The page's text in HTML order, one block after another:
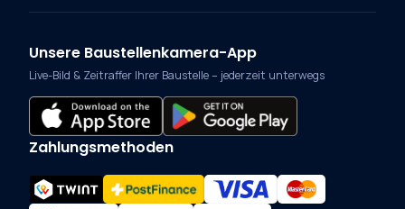
Unsere Baustellenkamera-App
Live-Bild & Zeitraffer Ihrer Baustelle – jederzeit unterwegs
Zahlungsmethoden